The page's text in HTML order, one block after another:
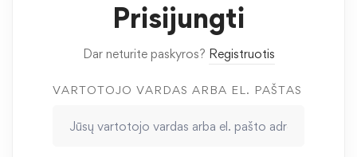
Prisijungti
Dar neturite paskyros? Registruotis
VARTOTOJO VARDAS ARBA EL. PAŠTAS